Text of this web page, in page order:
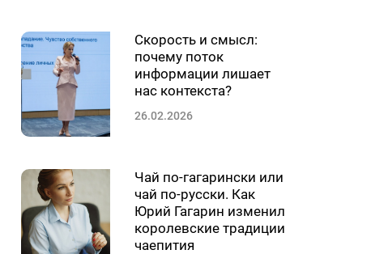
Скорость и смысл:
почему поток
информации лишает
нас контекста?
26.02.2026
Чай по-гагарински или
чай по-русски. Как
Юрий Гагарин изменил
королевские традиции
чаепития